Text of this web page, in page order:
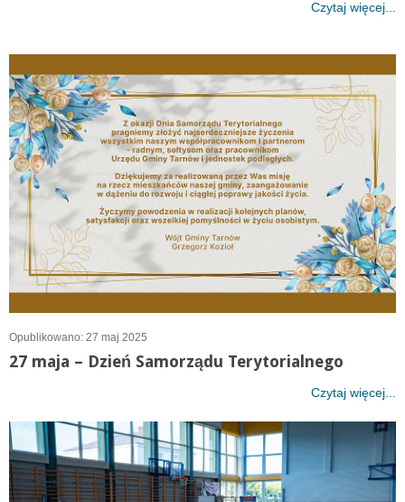
Czytaj więcej...
Opublikowano: 27 maj 2025
27 maja – Dzień Samorządu Terytorialnego
Czytaj więcej...